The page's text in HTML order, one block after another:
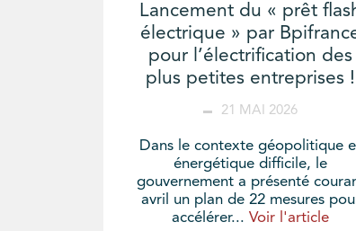
Lancement du « prêt
électrique » par
pour l’électrification des
plus petites entreprises !
21 MAI 2026
Dans le contexte géopolitique
énergétique difficile, le
gouvernement a présenté
avril un plan de 22 mesures
accélérer...Voir l'article